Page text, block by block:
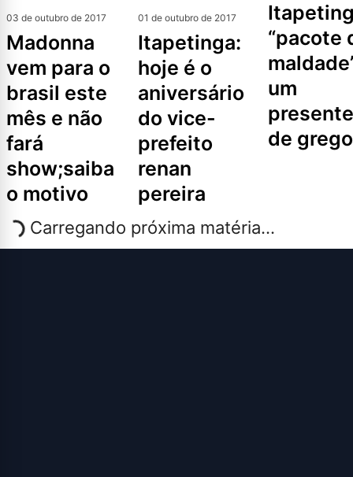
03 de outubro de 2017
madonna
vem para o
brasil este
mês e não
fará
show;saiba
o motivo
01 de outubro de 2017
itapetinga:
hoje é o
aniversário
do vice-
prefeito
renan
pereira
itapetinga:
“pacote
um
presente
de grego
Carregando próxima matéria...